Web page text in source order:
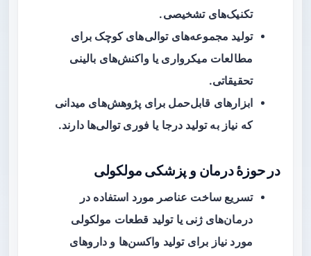
تکنیک‌های تشخیصی.
تولید مجموعه‌های توالی‌های کوچک برای
مطالعات میکرواری یا واکنش‌های بالینی
تحقیقاتی.
ابزارهای قابل‌حمل برای پژوهش‌های میدانی
که نیاز به تولید درجا یا فوری توالی‌ها دارند.
در حوزهٔ درمان و پزشکی مولکولی
تسریع ساخت عناصر مورد استفاده در
درمان‌های ژنی یا تولید قطعات مولکولی
مورد نیاز برای تولید واکسن‌ها و داروهای